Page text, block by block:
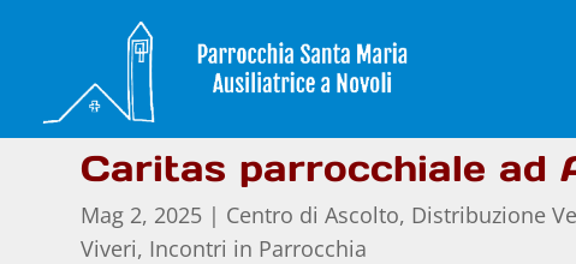
Caritas parrocchiale ad
Mag 2, 2025 | Centro di Ascolto, Distribuzione
Viveri, Incontri in Parrocchia